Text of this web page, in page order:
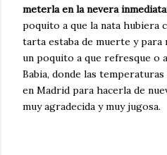
meterla en la nevera
poquito a que la nata hubiera
tarta estaba de muerte y
un poquito a que refresque o
Babia, donde las
en Madrid para hacerla de
muy agradecida y muy jugosa.